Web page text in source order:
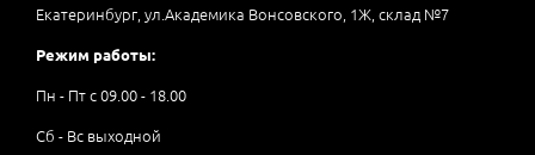
Екатеринбург, ул.Академика Вонсовского, 1Ж, склад №7
Режим работы:
Пн - Пт с 09.00 - 18.00
Сб - Вс выходной